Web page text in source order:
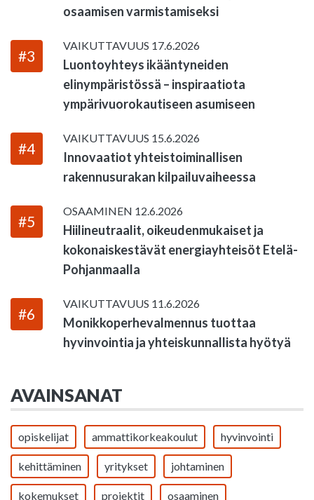
osaamisen varmistamiseksi
#3
VAIKUTTAVUUS 17.6.2026
Luontoyhteys ikääntyneiden
elinympäristössä – inspiraatiota
ympärivuorokautiseen asumiseen
#4
VAIKUTTAVUUS 15.6.2026
Innovaatiot yhteistoiminallisen
rakennusurakan kilpailuvaiheessa
#5
OSAAMINEN 12.6.2026
Hiilineutraalit, oikeudenmukaiset ja
kokonaiskestävät energiayhteisöt Etelä-
Pohjanmaalla
#6
VAIKUTTAVUUS 11.6.2026
Monikkoperhevalmennus tuottaa
hyvinvointia ja yhteiskunnallista hyötyä
AVAINSANAT
opiskelijat ammattikorkeakoulut hyvinvointi
kehittäminen yritykset johtaminen
kokemukset projektit osaaminen